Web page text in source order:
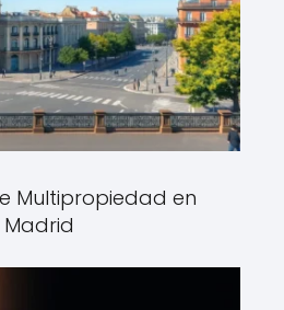
Multipropiedad en
Madrid